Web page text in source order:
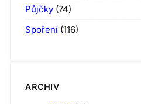
Půjčky (74)
Spoření (116)
ARCHIV